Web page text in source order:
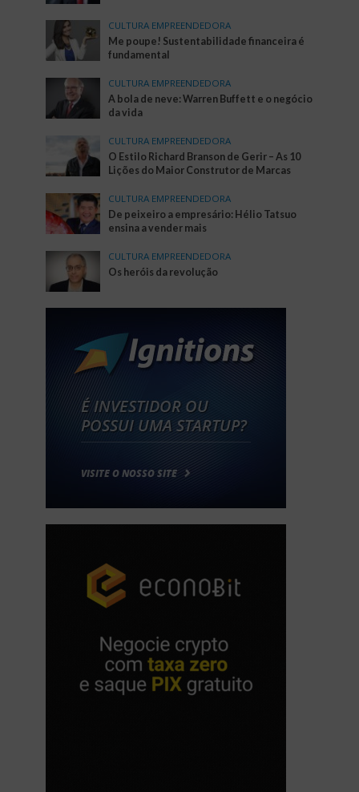
CULTURA EMPREENDEDORA
Me poupe! Sustentabilidade financeira é
fundamental
CULTURA EMPREENDEDORA
A bola de neve: Warren Buffett e o negócio
da vida
CULTURA EMPREENDEDORA
O Estilo Richard Branson de Gerir – As 10
Lições do Maior Construtor de Marcas
CULTURA EMPREENDEDORA
De peixeiro a empresário: Hélio Tatsuo
ensina a vender mais
CULTURA EMPREENDEDORA
Os heróis da revolução